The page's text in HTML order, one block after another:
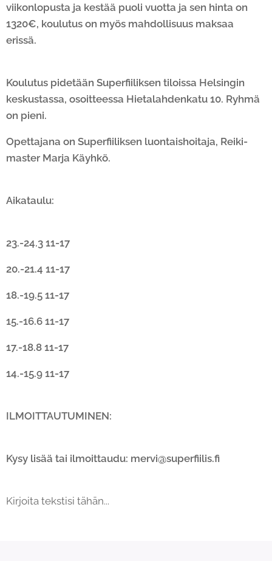
viikonlopusta ja kestää puoli vuotta ja sen hinta on
1320€, koulutus on myös mahdollisuus maksaa
erissä.
Koulutus pidetään Superfiiliksen tiloissa Helsingin
keskustassa, osoitteessa Hietalahdenkatu 10. Ryhmä
on pieni.
Opettajana on Superfiiliksen luontaishoitaja, Reiki-
master Marja Käyhkö.
Aikataulu:
23.-24.3 11-17
20.-21.4 11-17
18.-19.5 11-17
15.-16.6 11-17
17.-18.8 11-17
14.-15.9 11-17
ILMOITTAUTUMINEN:
Kysy lisää tai ilmoittaudu: mervi@superfiilis.fi
Kirjoita tekstisi tähän...